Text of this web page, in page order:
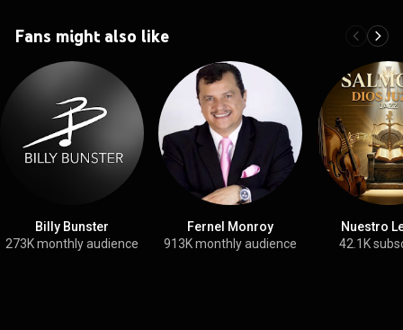
Fans might also like
Billy Bunster
273K monthly audience
Fernel Monroy
913K monthly audience
Nuestro
42.1K